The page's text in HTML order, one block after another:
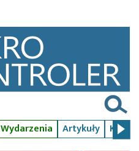
Wydarzenia Artykuły Kursy